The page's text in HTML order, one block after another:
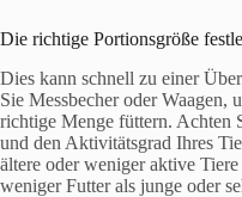
Die richtige Portionsgröße
Dies kann schnell zu einer
Sie Messbecher oder Waagen,
richtige Menge füttern. Achten
und den Aktivitätsgrad Ihres
ältere oder weniger aktive
weniger Futter als junge oder